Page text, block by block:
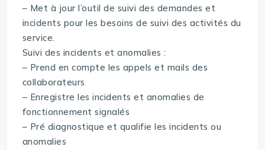
– Met à jour l’outil de suivi des demandes et
incidents pour les besoins de suivi des activités du
service.
Suivi des incidents et anomalies :
– Prend en compte les appels et mails des
collaborateurs
– Enregistre les incidents et anomalies de
fonctionnement signalés
– Pré diagnostique et qualifie les incidents ou
anomalies